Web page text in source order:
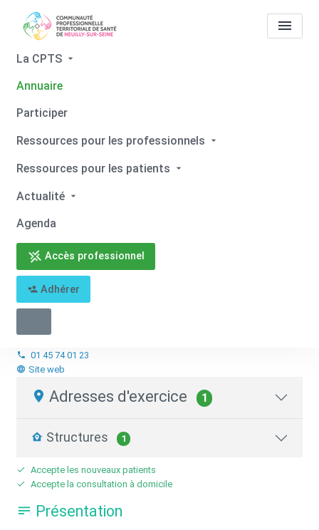
La CPTS
Annuaire
Participer
Ressources pour les professionnels
Ressources pour les patients
Actualité
Agenda
Accès professionnel
Adhérer
Tous les professionnels de
Henri DE MOULINS
Tous les professionnels de santé
Retour
Henri DE MOULINS
01 45 74 01 23
Site web
Adresses d'exercice 1
Structures 1
Accepte les nouveaux patients
Accepte la consultation à domicile
Présentation